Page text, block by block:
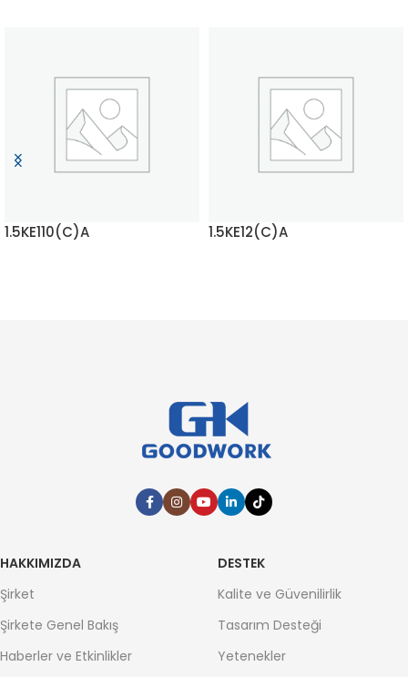
1.5KE110(C)A 1.5KE12(C)A
HAKKIMIZDA
Şirket
Şirkete Genel Bakış
Haberler ve Etkinlikler
DESTEK
Kalite ve Güvenilirlik
Tasarım Desteği
Yetenekler